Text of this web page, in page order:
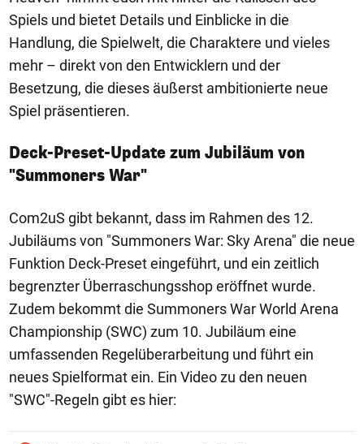
Spiels und bietet Details und Einblicke in die
Handlung, die Spielwelt, die Charaktere und vieles
mehr – direkt von den Entwicklern und der
Besetzung, die dieses äußerst ambitionierte neue
Spiel präsentieren.
Deck-Preset-Update zum Jubiläum von
"Summoners War"
Com2uS gibt bekannt, dass im Rahmen des 12.
Jubiläums von "Summoners War: Sky Arena" die neue
Funktion Deck-Preset eingeführt, und ein zeitlich
begrenzter Überraschungsshop eröffnet wurde.
Zudem bekommt die Summoners War World Arena
Championship (SWC) zum 10. Jubiläum eine
umfassenden Regelüberarbeitung und führt ein
neues Spielformat ein. Ein Video zu den neuen
"SWC"-Regeln gibt es hier: